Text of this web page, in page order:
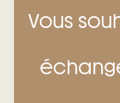
Vous